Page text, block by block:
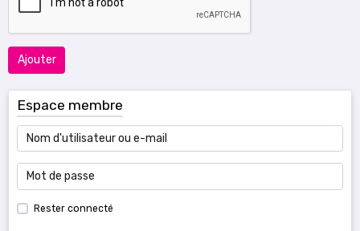
Ajouter
Espace membre
Rester connecté